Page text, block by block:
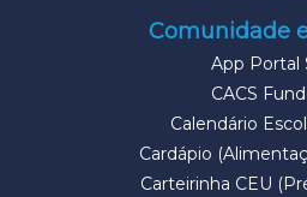
Comunidade
App Portal
CACS
Calendário
Cardápio
Carteirinha CEU